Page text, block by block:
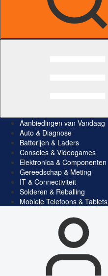
Aanbiedingen van Vandaag
Auto & Diagnose
Batterijen & Laders
Consoles & Videogames
Elektronica & Componenten
Gereedschap & Meting
IT & Connectiviteit
Solderen & Reballing
Mobiele Telefoons & Tablets